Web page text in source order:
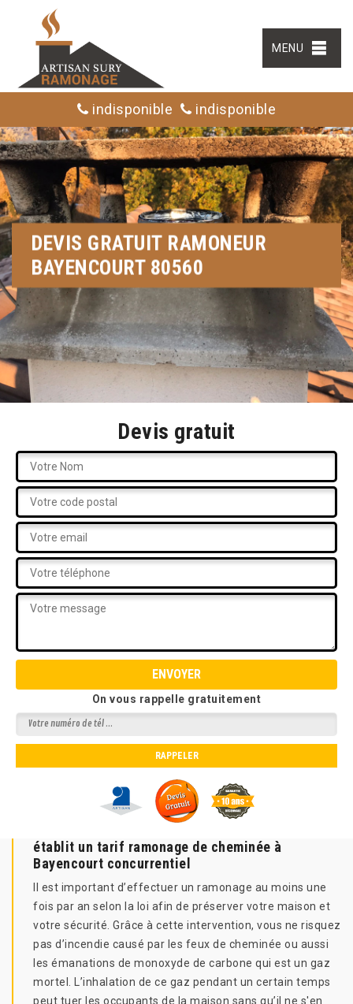
MENU
indisponible indisponible
DEVIS GRATUIT RAMONEUR
BAYENCOURT 80560
Devis gratuit
On vous rappelle gratuitement
établit un tarif ramonage de cheminée à
Bayencourt concurrentiel
Il est important d’effectuer un ramonage au moins une
fois par an selon la loi afin de préserver votre maison et
votre sécurité. Grâce à cette intervention, vous ne risquez
pas d’incendie causé par les feux de cheminée ou aussi
les émanations de monoxyde de carbone qui est un gaz
mortel. L’inhalation de ce gaz pendant un certain temps
peut tuer les occupants de la maison sans qu’il ne s'en